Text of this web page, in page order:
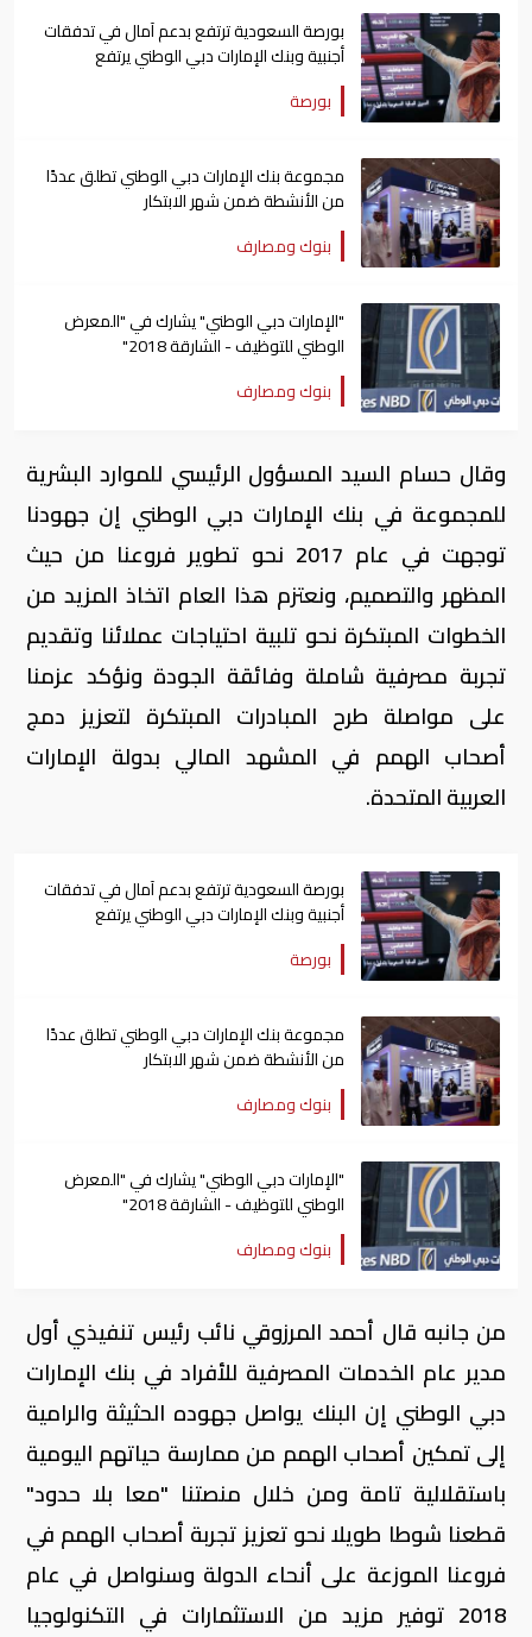
بورصة السعودية ترتفع بدعم آمال في تدفقات
أجنبية وبنك الإمارات دبي الوطني يرتفع
بورصة
مجموعة بنك الإمارات دبي الوطني تطلق عددًا
من الأنشطة ضمن شهر الابتكار
بنوك ومصارف
"الإمارات دبي الوطني" يشارك في "المعرض
الوطني للتوظيف - الشارقة 2018"
بنوك ومصارف
وقال حسام السيد المسؤول الرئيسي للموارد البشرية
للمجموعة في بنك الإمارات دبي الوطني إن جهودنا
توجهت في عام 2017 نحو تطوير فروعنا من حيث
المظهر والتصميم، ونعتزم هذا العام اتخاذ المزيد من
الخطوات المبتكرة نحو تلبية احتياجات عملائنا وتقديم
تجربة مصرفية شاملة وفائقة الجودة ونؤكد عزمنا
على مواصلة طرح المبادرات المبتكرة لتعزيز دمج
أصحاب الهمم في المشهد المالي بدولة الإمارات
العربية المتحدة.
بورصة السعودية ترتفع بدعم آمال في تدفقات
أجنبية وبنك الإمارات دبي الوطني يرتفع
بورصة
مجموعة بنك الإمارات دبي الوطني تطلق عددًا
من الأنشطة ضمن شهر الابتكار
بنوك ومصارف
"الإمارات دبي الوطني" يشارك في "المعرض
الوطني للتوظيف - الشارقة 2018"
بنوك ومصارف
من جانبه قال أحمد المرزوقي نائب رئيس تنفيذي أول
مدير عام الخدمات المصرفية للأفراد في بنك الإمارات
دبي الوطني إن البنك يواصل جهوده الحثيثة والرامية
إلى تمكين أصحاب الهمم من ممارسة حياتهم اليومية
باستقلالية تامة ومن خلال منصتنا "معا بلا حدود"
قطعنا شوطا طويلا نحو تعزيز تجربة أصحاب الهمم في
فروعنا الموزعة على أنحاء الدولة وسنواصل في عام
2018 توفير مزيد من الاستثمارات في التكنولوجيا